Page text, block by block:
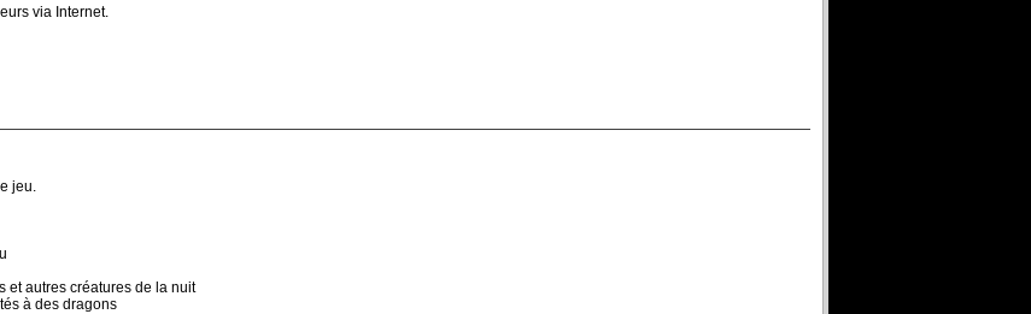
via Internet.
jeu.
et autres créatures de la nuit
à des dragons